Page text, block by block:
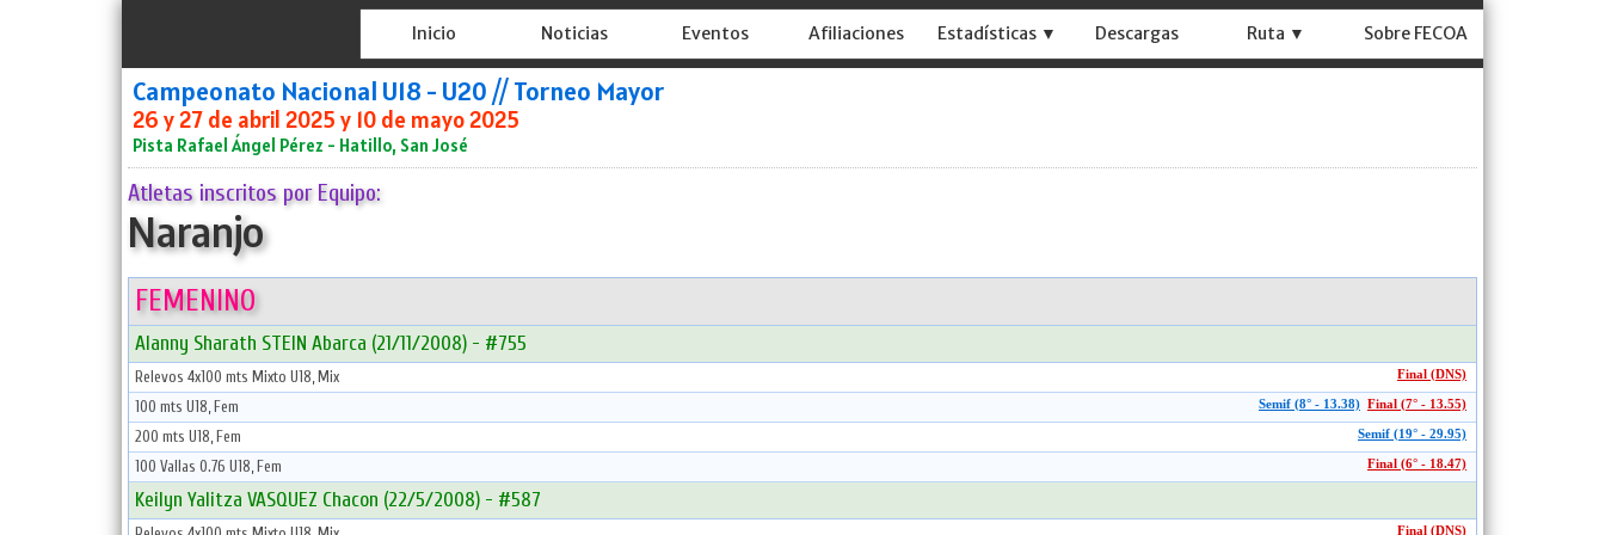
Inicio Noticias Eventos Afiliaciones Estadísticas ▼ Descargas Ruta ▼ Sobre FECOA
Campeonato Nacional U18 - U20 // Torneo Mayor
26 y 27 de abril 2025 y 10 de mayo 2025
Pista Rafael Ángel Pérez - Hatillo, San José
Atletas inscritos por Equipo:
Naranjo
FEMENINO
Alanny Sharath STEIN Abarca (21/11/2008) - #755
Relevos 4x100 mts Mixto U18, Mix Final (DNS)
100 mts U18, Fem Final (7° - 13.55)
Semif (8° - 13.38)
200 mts U18, Fem Semif (19° - 29.95)
100 Vallas 0.76 U18, Fem Final (6° - 18.47)
Keilyn Yalitza VASQUEZ Chacon (22/5/2008) - #587
Final (DNS)